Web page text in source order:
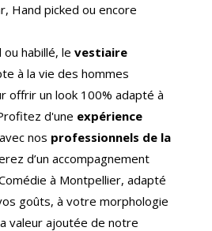
Hand picked ou encore
ou habillé, levestiaire
à la vie des hommes
offrir un look 100% adapté à
d'une expérience
avec nos professionnels de la
d’un accompagnement
à Montpellier, adapté
goûts, à votre morphologie
valeur ajoutée de notre